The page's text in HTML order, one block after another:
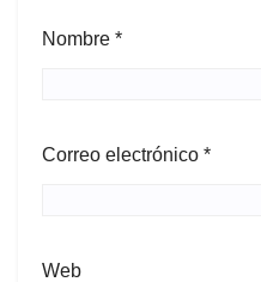
Nombre *
Correo electrónico *
Web